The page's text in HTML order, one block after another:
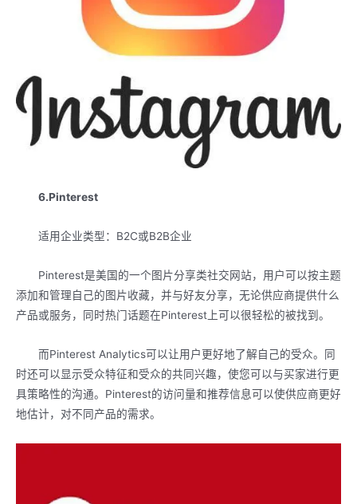
6.Pinterest
适用企业类型：B2C或B2B企业
Pinterest是美国的一个图片分享类社交网站，用户可以按主题
添加和管理自己的图片收藏，并与好友分享，无论供应商提供什么
产品或服务，同时热门话题在Pinterest上可以很轻松的被找到。
而Pinterest Analytics可以让用户更好地了解自己的受众。同
时还可以显示受众特征和受众的共同兴趣，使您可以与买家进行更
具策略性的沟通。Pinterest的访问量和推荐信息可以使供应商更好
地估计，对不同产品的需求。